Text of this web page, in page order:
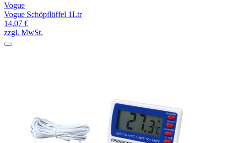
Vogue
Vogue Schöpflöffel 1Ltr
14,07 €
zzgl. MwSt.